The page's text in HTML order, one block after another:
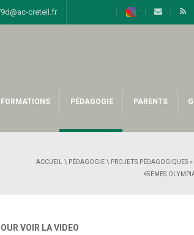
creteil.fr
PÉDAGOGIE PARENTS
ACCUEIL \ PÉDAGOGIE \ PROJETS PÉDAGOGIQUES »
45EMES
VOIR LA VIDEO